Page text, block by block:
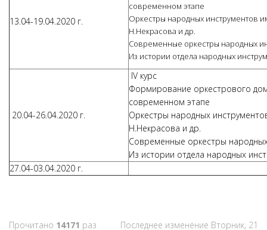
13.04-19.04.2020 г.
современном этапе
Оркестры народных инструментов
Н.Некрасова и др.
Современные оркестры народных
Из истории отдела народных
20.04-26.04.2020 г.
IV курс
Формирование оркестрового
современном этапе
Оркестры народных
Н.Некрасова и др.
Современные оркестры
Из истории отдела народных
27.04-03.04.2020 г.
Прочитано 14171 раз
Последнее изменение Вторник, 21